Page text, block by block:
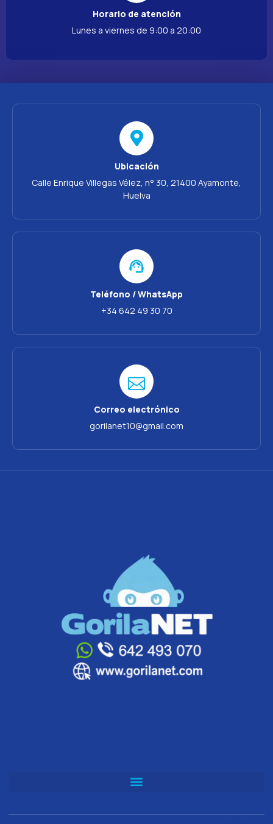
Horario de atención
Lunes a viernes de 9:00 a 20:00
Ubicación
Calle Enrique Villegas Vélez, n° 30, 21400 Ayamonte,
Huelva
Teléfono / WhatsApp
+34 642 49 30 70
Correo electrónico
gorilanet10@gmail.com